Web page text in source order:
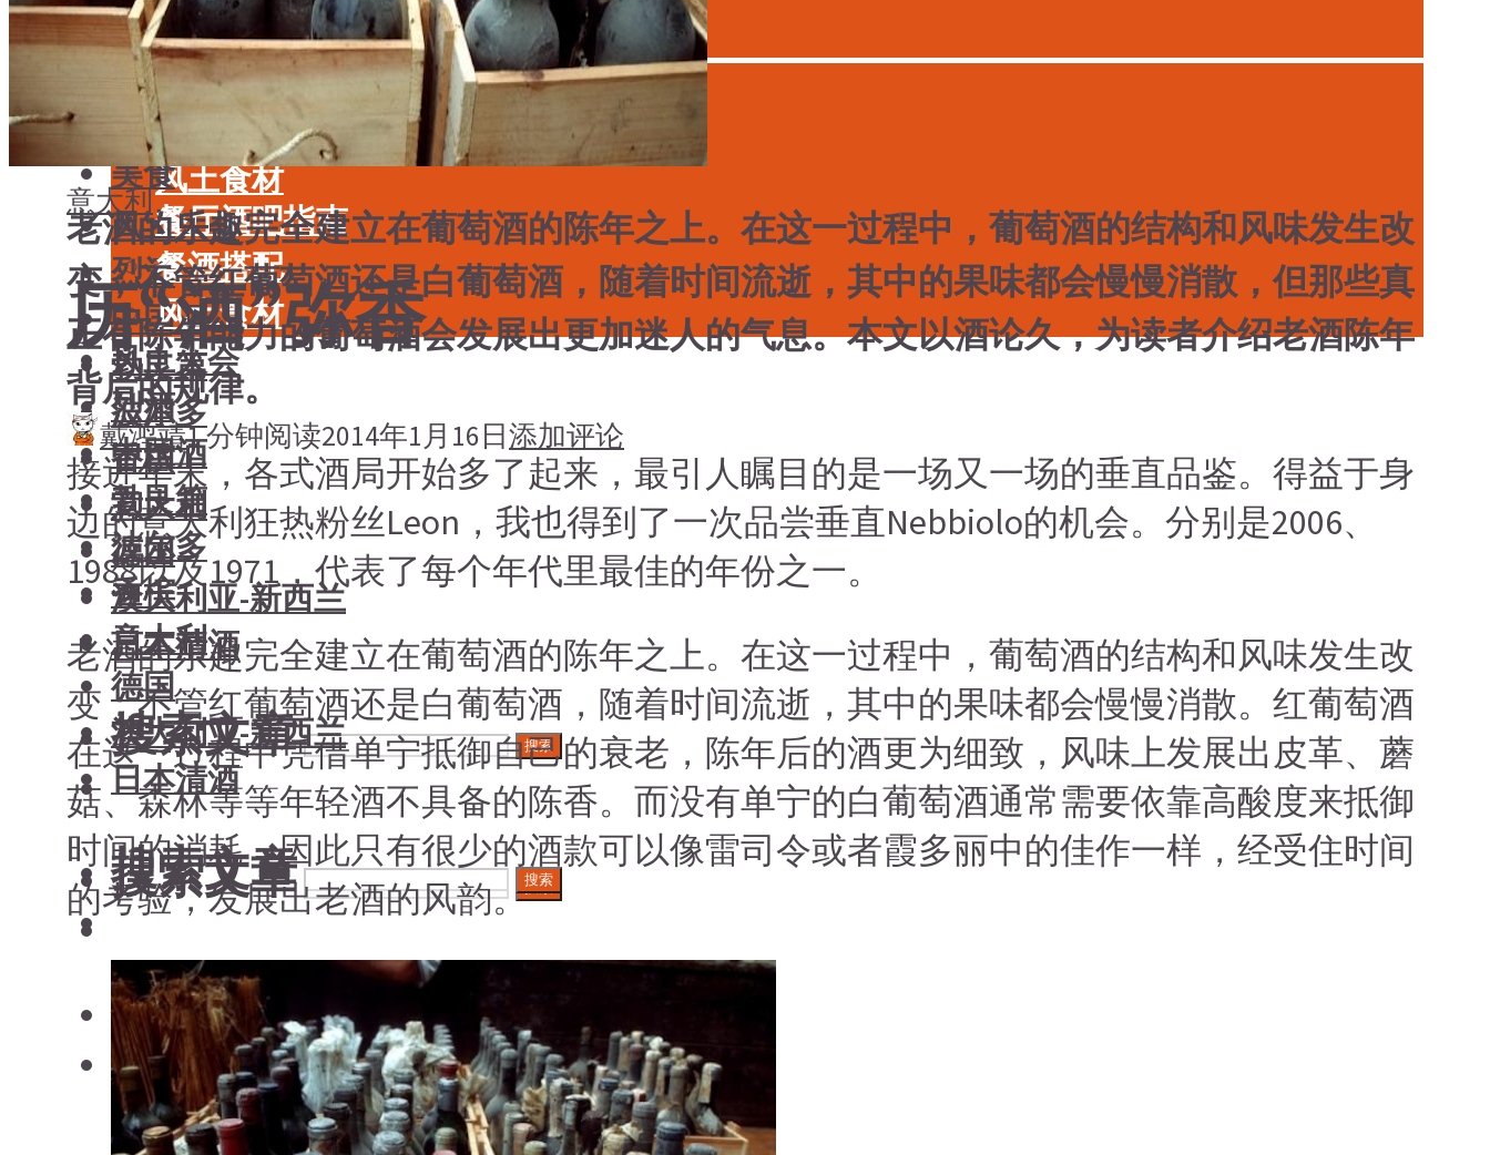
美食
餐厅酒吧指南
餐酒搭配
风土食材
风土大会
烈酒
中国酒
勃艮第
波尔多
香槟
意大利
德国
澳大利亚-新西兰
日本清酒
搜索文章 搜索
搜索文章 搜索
留学教育
名庄
品鉴专栏
美食
餐厅酒吧指南
餐酒搭配
风土食材
风土大会
烈酒
中国酒
勃艮第
波尔多
香槟
意大利
德国
澳大利亚-新西兰
日本清酒
搜索文章 搜索
搜索文章
意大利
历“酒”弥香
戴鸿靖1 分钟阅读2014年1月16日添加评论
老酒的乐趣完全建立在葡萄酒的陈年之上。在这一过程中，葡萄酒的结构和风味发生改
变；不管红葡萄酒还是白葡萄酒，随着时间流逝，其中的果味都会慢慢消散，但那些真
正有陈年能力的葡萄酒会发展出更加迷人的气息。本文以酒论久，为读者介绍老酒陈年
背后的规律。
接近年末，各式酒局开始多了起来，最引人瞩目的是一场又一场的垂直品鉴。得益于身
边的意大利狂热粉丝Leon，我也得到了一次品尝垂直Nebbiolo的机会。分别是2006、
1988以及1971，代表了每个年代里最佳的年份之一。
老酒的乐趣完全建立在葡萄酒的陈年之上。在这一过程中，葡萄酒的结构和风味发生改
变；不管红葡萄酒还是白葡萄酒，随着时间流逝，其中的果味都会慢慢消散。红葡萄酒
在这一过程中凭借单宁抵御自己的衰老，陈年后的酒更为细致，风味上发展出皮革、蘑
菇、森林等等年轻酒不具备的陈香。而没有单宁的白葡萄酒通常需要依靠高酸度来抵御
时间的消耗，因此只有很少的酒款可以像雷司令或者霞多丽中的佳作一样，经受住时间
的考验，发展出老酒的风韵。